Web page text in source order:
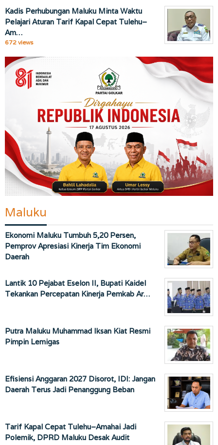
Kadis Perhubungan Maluku Minta Waktu
Pelajari Aturan Tarif Kapal Cepat Tulehu–
Am…
672 views
Maluku
Ekonomi Maluku Tumbuh 5,20 Persen,
Pemprov Apresiasi Kinerja Tim Ekonomi
Daerah
Lantik 10 Pejabat Eselon II, Bupati Kaidel
Tekankan Percepatan Kinerja Pemkab Ar…
Putra Maluku Muhammad Iksan Kiat Resmi
Pimpin Lemigas
Efisiensi Anggaran 2027 Disorot, IDI: Jangan
Daerah Terus Jadi Penanggung Beban
Tarif Kapal Cepat Tulehu–Amahai Jadi
Polemik, DPRD Maluku Desak Audit